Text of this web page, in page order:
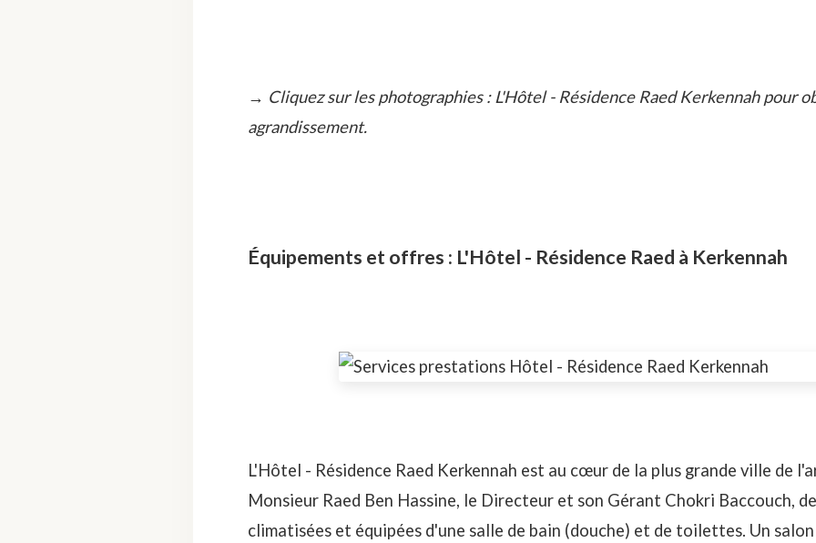
→ Cliquez sur les photographies : L'Hôtel - Résidence Raed Kerkennah pour
agrandissement.
Équipements et offres : L'Hôtel - Résidence Raed à Kerkennah
L'Hôtel - Résidence Raed Kerkennah est au cœur de la plus grande ville de
Monsieur Raed Ben Hassine, le Directeur et son Gérant Chokri Baccouch,
climatisées et équipées d'une salle de bain (douche) et de toilettes. Un